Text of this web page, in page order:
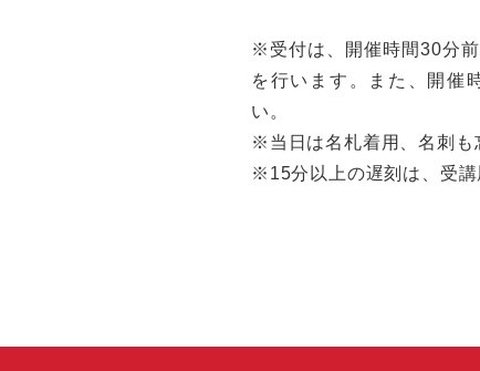
※受付は、開催時間30分
を行います。また、開催
い。
※当日は名札着用、名刺も
※15分以上の遅刻は、受講